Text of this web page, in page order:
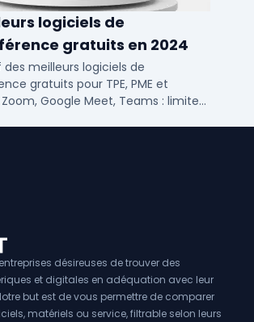
logiciels de
gratuits en 2024
meilleurs logiciels de
gratuits pour TPE, PME et
Google Meet, Teams : limites,
fonctions cles pour bien choisir.
désireuses de trouver des
et digitales en adéquation avec leur
but est de vous permettre de comparer
matériels ou service, filtrable selon leurs